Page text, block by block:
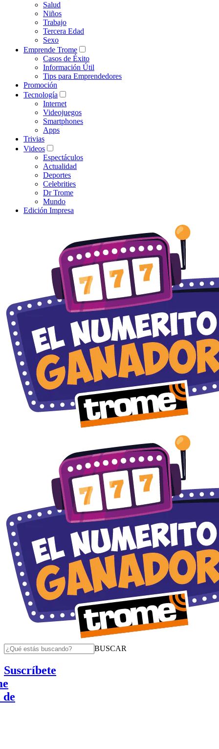
Salud
Niños
Trabajo
Tercera Edad
Sexo
Emprende Trome
Casos de Éxito
Información Útil
Tips para Emprendedores
Promoción
Tecnología
Internet
Videojuegos
Smartphones
Apps
Trivias
Videos
Espectáculos
Actualidad
Deportes
Celebrities
Dr Trome
Mundo
Edición Impresa
BUSCAR
Suscríbete